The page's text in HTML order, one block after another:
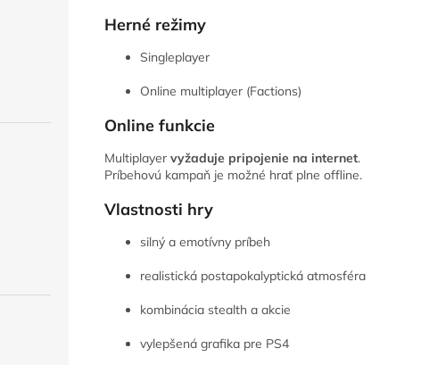
Herné režimy
Singleplayer
Online multiplayer (Factions)
Online funkcie
Multiplayer vyžaduje pripojenie na internet.
Príbehovú kampaň je možné hrať plne offline.
Vlastnosti hry
silný a emotívny príbeh
realistická postapokalyptická atmosféra
kombinácia stealth a akcie
vylepšená grafika pre PS4